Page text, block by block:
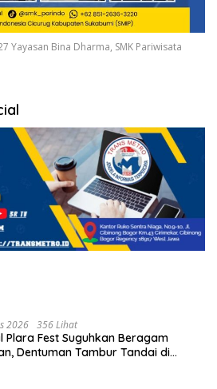
Yayasan Bina Dharma, SMK Pariwisata
2026 356 Lihat
Plara Fest Suguhkan Beragam
Dentuman Tambur Tandai di